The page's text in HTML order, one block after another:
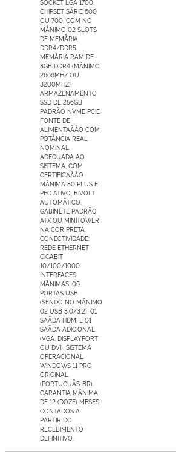
SOCKET LGA 1700,
CHIPSET SÃRIE 600
OU 700, COM NO
MÃNIMO 02 SLOTS
DE MEMÃRIA
DDR4/DDR5.
MEMÃRIA RAM DE
8GB DDR4 (MÃNIMO
2666MHZ OU
3200MHZ).
ARMAZENAMENTO
SSD DE 256GB
PADRÃO NVME PCIE.
FONTE DE
ALIMENTAÃÃO COM
POTÃNCIA REAL
NOMINAL
ADEQUADA AO
SISTEMA, COM
CERTIFICAÃÃO
MÃNIMA 80 PLUS E
PFC ATIVO, BIVOLT
AUTOMÃTICO.
GABINETE PADRÃO
ATX OU MINITOWER
NA COR PRETA.
CONECTIVIDADE:
REDE ETHERNET
GIGABIT
10/100/1000.
INTERFACES
MÃNIMAS: 06
PORTAS USB
(SENDO NO MÃNIMO
02 USB 3.0/3.2), 01
SAÃDA HDMI E 01
SAÃDA ADICIONAL
(VGA, DISPLAYPORT
OU DVI). SISTEMA
OPERACIONAL
WINDOWS 11 PRO
ORIGINAL
(PORTUGUÃS-BR).
GARANTIA MÃNIMA
DE 12 (DOZE) MESES,
CONTADOS A
PARTIR DO
RECEBIMENTO
DEFINITIVO.